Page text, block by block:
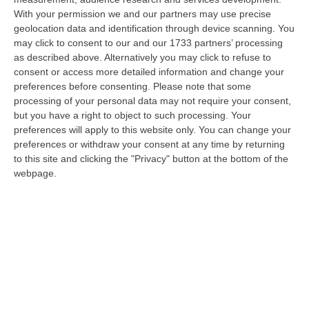
With your permission we and our partners may use precise
geolocation data and identification through device scanning. You
may click to consent to our and our 1733 partners’ processing
as described above. Alternatively you may click to refuse to
consent or access more detailed information and change your
preferences before consenting. Please note that some
processing of your personal data may not require your consent,
but you have a right to object to such processing. Your
preferences will apply to this website only. You can change your
preferences or withdraw your consent at any time by returning
to this site and clicking the "Privacy" button at the bottom of the
webpage.
Razionalizzazione Della Spesa Sanitaria E Acquisti Sotto Controllo.
La Strategia “anti-Sprechi” Della Regione
“CATANZARO La razionalizzazione della spesa sanitaria passa dalla
centralizzazione degli acquisti. È una delle direttrici individuate dalla…
09 Agosto, 14:37
Un’altra Tragedia Sulle Strade Vibonesi, Incidente Tra Zambrone E
Briatico: Muore Una Donna, Diversi Feriti
“VIBO VALENTIA Ancora sangue sulle strade vibonesi. Questa mattina un
altro tragico incidente è avvenuto sulla ex statale 522 tra Zambrone e…
09 Agosto, 13:34